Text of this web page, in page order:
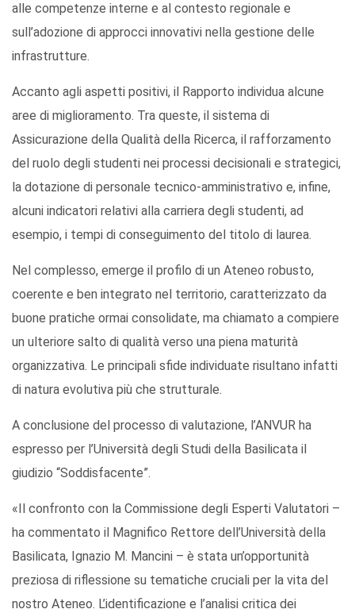
alle competenze interne e al contesto regionale e
sull’adozione di approcci innovativi nella gestione delle
infrastrutture.
Accanto agli aspetti positivi, il Rapporto individua alcune
aree di miglioramento. Tra queste, il sistema di
Assicurazione della Qualità della Ricerca, il rafforzamento
del ruolo degli studenti nei processi decisionali e strategici,
la dotazione di personale tecnico-amministrativo e, infine,
alcuni indicatori relativi alla carriera degli studenti, ad
esempio, i tempi di conseguimento del titolo di laurea.
Nel complesso, emerge il profilo di un Ateneo robusto,
coerente e ben integrato nel territorio, caratterizzato da
buone pratiche ormai consolidate, ma chiamato a compiere
un ulteriore salto di qualità verso una piena maturità
organizzativa. Le principali sfide individuate risultano infatti
di natura evolutiva più che strutturale.
A conclusione del processo di valutazione, l’ANVUR ha
espresso per l’Università degli Studi della Basilicata il
giudizio “Soddisfacente”.
«Il confronto con la Commissione degli Esperti Valutatori –
ha commentato il Magnifico Rettore dell’Università della
Basilicata, Ignazio M. Mancini – è stata un’opportunità
preziosa di riflessione su tematiche cruciali per la vita del
nostro Ateneo. L’identificazione e l’analisi critica dei